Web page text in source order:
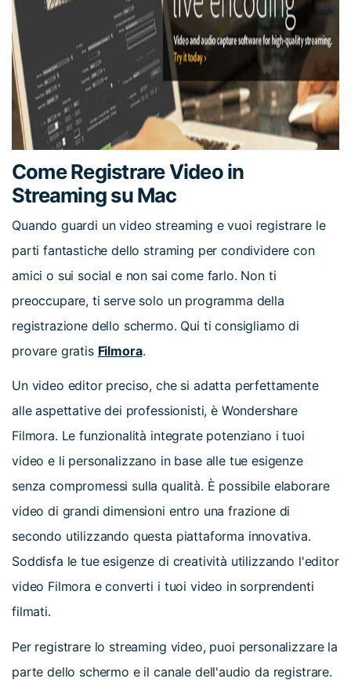
Come Registrare Video in
Streaming su Mac
Quando guardi un video streaming e vuoi registrare le
parti fantastiche dello straming per condividere con
amici o sui social e non sai come farlo. Non ti
preoccupare, ti serve solo un programma della
registrazione dello schermo. Qui ti consigliamo di
provare gratis Filmora.
Un video editor preciso, che si adatta perfettamente
alle aspettative dei professionisti, è Wondershare
Filmora. Le funzionalità integrate potenziano i tuoi
video e li personalizzano in base alle tue esigenze
senza compromessi sulla qualità. È possibile elaborare
video di grandi dimensioni entro una frazione di
secondo utilizzando questa piattaforma innovativa.
Soddisfa le tue esigenze di creatività utilizzando l'editor
video Filmora e converti i tuoi video in sorprendenti
filmati.
Per registrare lo streaming video, puoi personalizzare la
parte dello schermo e il canale dell'audio da registrare.